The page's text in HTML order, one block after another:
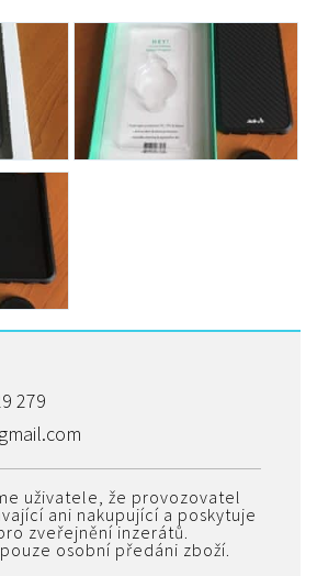
279
uživatele, že provozovatel
ani nakupující a poskytuje
zveřejnění inzerátů.
osobní předáni zboží.